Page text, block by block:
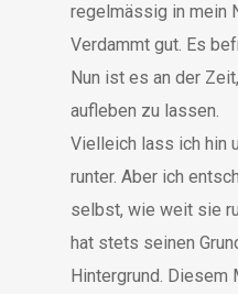
regelmässig in mein
Verdammt gut. Es
Nun ist es an der
aufleben zu lassen.
Vielleich lass ich hin
runter. Aber ich
selbst, wie weit sie
hat stets seinen
Hintergrund.